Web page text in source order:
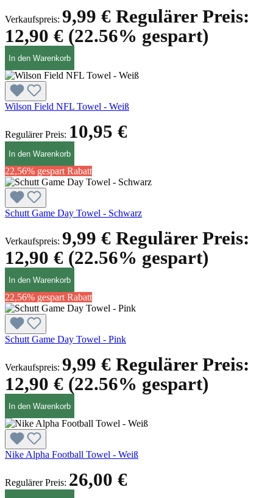
Verkaufspreis: 9,99 € Regulärer Preis:
12,90 € (22.56% gespart)
In den Warenkorb
Wilson Field NFL Towel - Weiß
Regulärer Preis: 10,95 €
In den Warenkorb
22,56% gespart Rabatt
Schutt Game Day Towel - Schwarz
Verkaufspreis: 9,99 € Regulärer Preis:
12,90 € (22.56% gespart)
In den Warenkorb
22,56% gespart Rabatt
Schutt Game Day Towel - Pink
Verkaufspreis: 9,99 € Regulärer Preis:
12,90 € (22.56% gespart)
In den Warenkorb
Nike Alpha Football Towel - Weiß
Regulärer Preis: 26,00 €